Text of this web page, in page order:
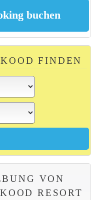
FINDEN
VON
RESORT